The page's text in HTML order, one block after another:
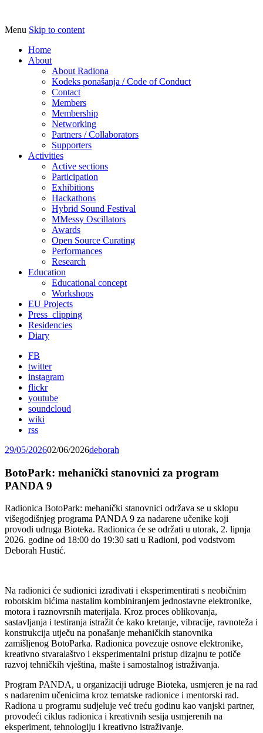
Radiona
Udruga za razvoj ‘uradi sam’ kulture //
Association for Development of 'do-it-
yourself' Culture – Makerspace
Menu Skip to content
Home
About
About Radiona
Kodeks ponašanja / Code of Conduct
Contact
Members
Membership
Networking
Partners / Collaborators
Supporters
Activities
Active sections
Participation
Exhibitions
Hackathons
Hybrid Sound Festival
MMessy Oscillators
Awards
Open Source Curating
Performances
Research
Education
Educational concept
Workshops
EU Projects
Press_clipping
Residencies
Diary
FB
twitter
instagram
flickr
youtube
soundcloud
wiki
rss
29/05/202602/06/2026deborah
BotoPark: mehanički stanovnici za program
PANDA 9
Radionica BotoPark: mehanički stanovnici održava se u sklopu
višegodišnjeg programa PANDA 9 za nadarene učenike koji
provodi udruga Bioteka. Radionica će se održati u utorak, 2. lipnja
2026. godine od 18:00 do 19:30 sati u Radioni, pod vodstvom
Deborah Hustić.
Na radionici će sudionici izrađivati i eksperimentirati s neobičnim
robotskim bićima nastalim kombiniranjem jednostavne elektronike,
motora i raznovrsnih materijala. Kroz proces oblikovanja,
sastavljanja i testiranja istražit će kako kretanje, vibracije, ravnoteža i
konstrukcija utječu na ponašanje mehaničkih stanovnika
zamišljenog BotoParka. Radionica povezuje osnove elektronike,
kreativno stvaralaštvo i eksperimentalni pristup dizajnu te potiče
razvoj tehničkih vještina, mašte i samostalnog istraživanja.
Program PANDA, u organizaciji udruge Bioteka, usmjeren je na rad
s nadarenim učenicima kroz tematske radionice i mentorski rad.
Radiona u programu sudjeluje već treću godinu kao vanjski partner,
provodeći ciklus radionica i kreativnih sesija usmjerenih na
eksperiment, tehnologiju i kreativno istraživanje.